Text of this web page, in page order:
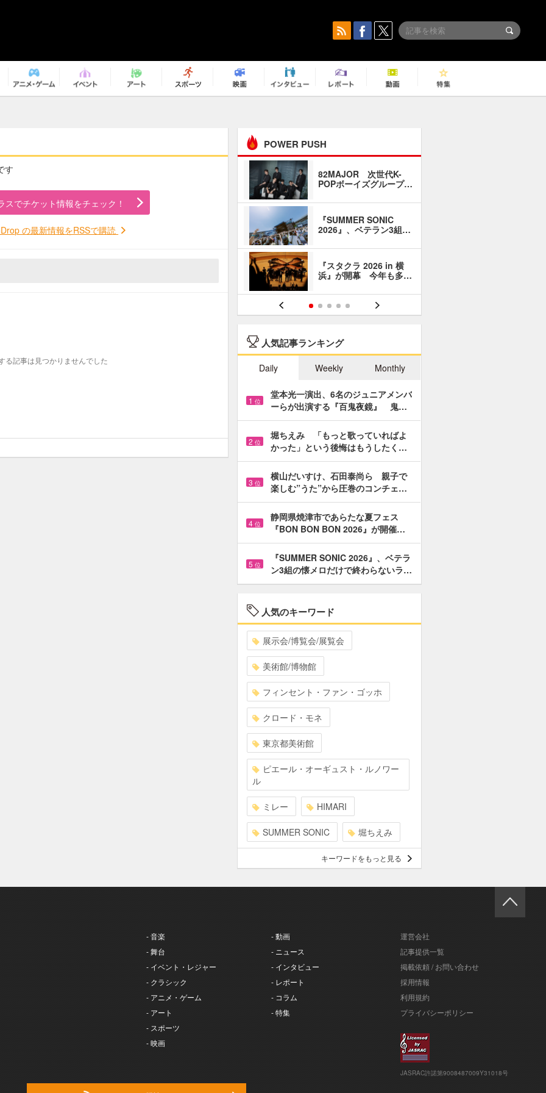
す
スでチケット情報をチェック！
の最新情報をRSSで購読
る記事は見つかりませんでした
POWER PUSH
82MAJOR 次世代K-
POPボーイズグループ…
『SUMMER SONIC
2026』、ベテラン3組…
『スタクラ 2026 in 横
浜』が開幕 今年も多…
人気記事ランキング
Daily Weekly Monthly
1 位
堂本光一演出、6名のジュニアメンバ
ーらが出演する『百鬼夜鏡』 鬼…
2 位
堀ちえみ 「もっと歌っていればよ
かった」という後悔はもうしたく…
3 位
横山だいすけ、石田泰尚ら 親子で
楽しむ”うた”から圧巻のコンチェ…
4 位
静岡県焼津市であらたな夏フェス
『BON BON BON 2026』が開催…
5 位
『SUMMER SONIC 2026』、ベテラ
ン3組の懐メロだけで終わらないラ…
人気のキーワード
展示会/博覧会/展覧会
美術館/博物館
フィンセント・ファン・ゴッホ
クロード・モネ
東京都美術館
ピエール・オーギュスト・ルノワー
ル
ミレー HIMARI
SUMMER SONIC 堀ちえみ
キーワードをもっと見る
- 音楽
- 舞台
- イベント・レジャー
- クラシック
- アニメ・ゲーム
- アート
- スポーツ
- 映画
- 動画
- ニュース
- インタビュー
- レポート
- コラム
- 特集
運営会社
記事提供一覧
掲載依頼 / お問い合わせ
採用情報
利用規約
プライバシーポリシー
JASRAC許諾第9008487009Y31018号